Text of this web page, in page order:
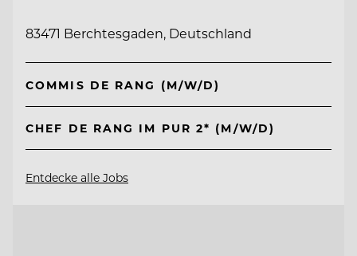
83471 Berchtesgaden, Deutschland
COMMIS DE RANG (M/W/D)
CHEF DE RANG IM PUR 2* (M/W/D)
Entdecke alle Jobs